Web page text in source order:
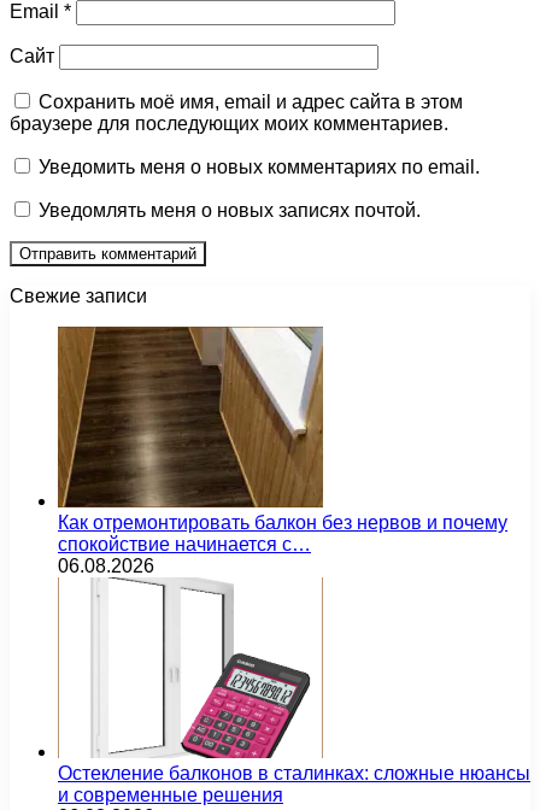
Email *
Сайт
Сохранить моё имя, email и адрес сайта в этом
браузере для последующих моих комментариев.
Уведомить меня о новых комментариях по email.
Уведомлять меня о новых записях почтой.
Свежие записи
Как отремонтировать балкон без нервов и почему
спокойствие начинается с…
06.08.2026
Остекление балконов в сталинках: сложные нюансы
и современные решения